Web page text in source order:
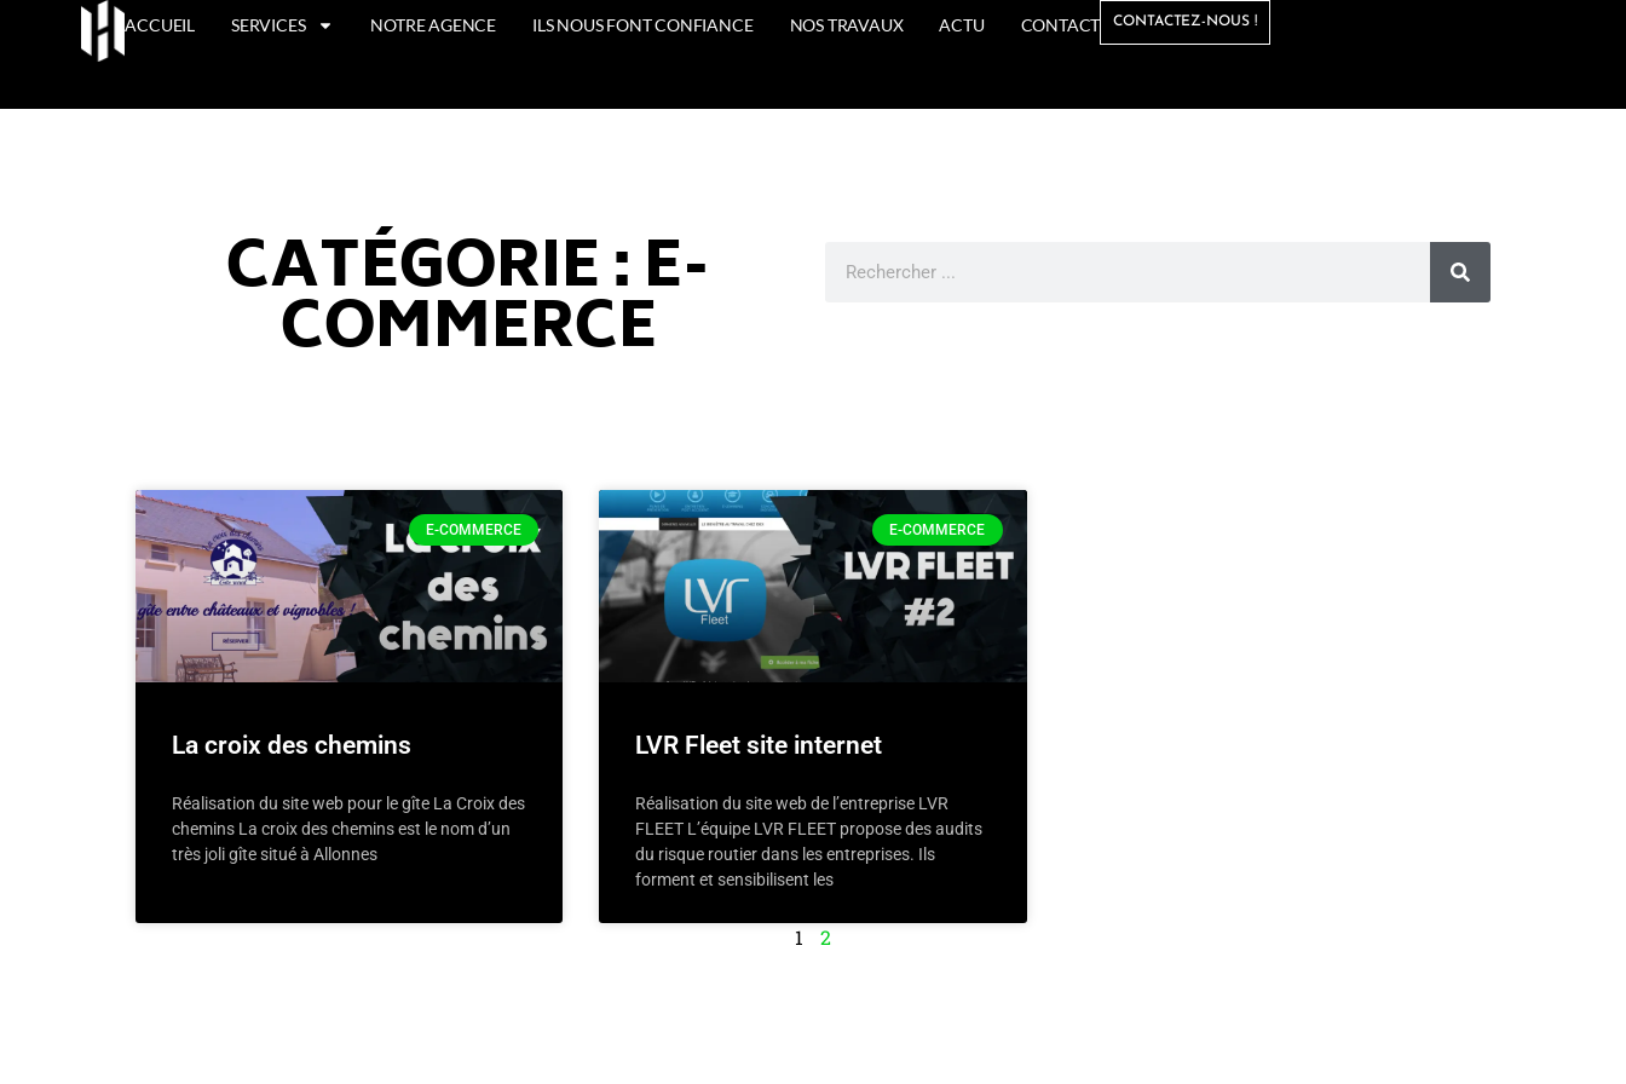
ACCUEIL SERVICES NOTRE AGENCE ILS NOUS FONT CONFIANCE NOS TRAVAUX ACTU CONTACT CONTACTEZ-NOUS !
CATÉGORIE : E-
COMMERCE
E-COMMERCE
La croix des chemins
Réalisation du site web pour le gîte La Croix des
chemins La croix des chemins est le nom d’un
très joli gîte situé à Allonnes
E-COMMERCE
LVR Fleet site internet
Réalisation du site web de l’entreprise LVR
FLEET L’équipe LVR FLEET propose des audits
du risque routier dans les entreprises. Ils
forment et sensibilisent les
1 2